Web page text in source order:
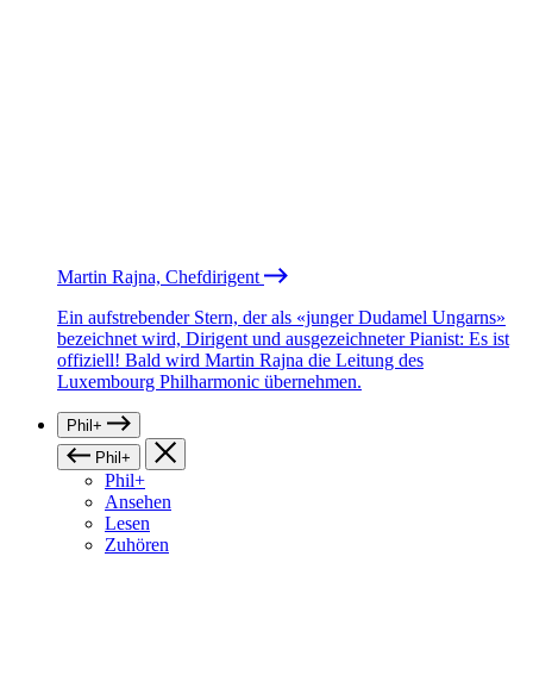
Martin Rajna, Chefdirigent
Ein aufstrebender Stern, der als «junger Dudamel Ungarns»
bezeichnet wird, Dirigent und ausgezeichneter Pianist: Es ist
offiziell! Bald wird Martin Rajna die Leitung des
Luxembourg Philharmonic übernehmen.
Phil+
Phil+
Phil+
Ansehen
Lesen
Zuhören